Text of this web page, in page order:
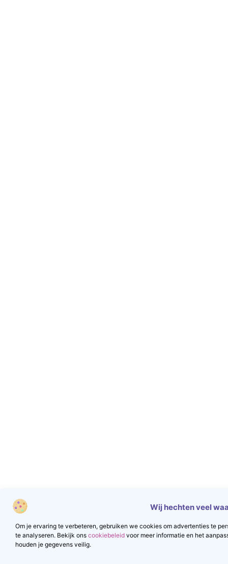
Wij hechten veel
Om je ervaring te verbeteren, gebruiken we cookies om advertenties te
te analyseren. Bekijk ons cookiebeleid voor meer informatie en het
houden je gegevens veilig.